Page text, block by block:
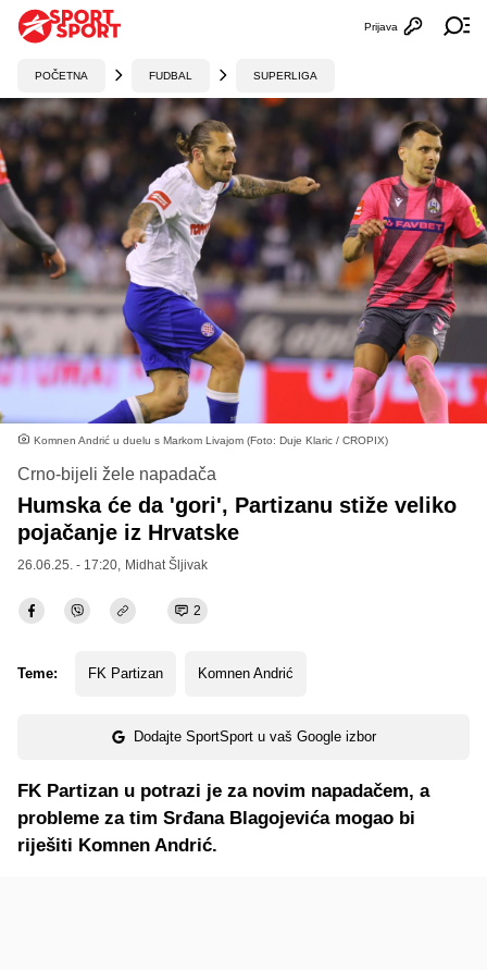
Otvori
Prijava
POČETNA FUDBAL SUPERLIGA
Komnen Andrić u duelu s Markom Livajom (Foto: Duje Klaric / CROPIX)
Crno-bijeli žele napadača
Humska će da 'gori', Partizanu stiže veliko
pojačanje iz Hrvatske
26.06.25. - 17:20, Midhat Šljivak
2
Teme: FK Partizan Komnen Andrić
Dodajte SportSport u vaš Google izbor
FK Partizan u potrazi je za novim napadačem, a
probleme za tim Srđana Blagojevića mogao bi
riješiti Komnen Andrić.